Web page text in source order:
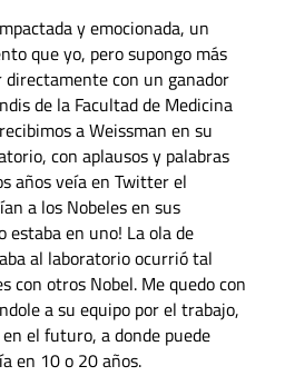
y emocionada, un
que yo, pero supongo más
con un ganador
de la Facultad de Medicina
a Weissman en su
con aplausos y palabras
años veía en Twitter el
a los Nobeles en sus
estaba en uno! La ola de
al laboratorio ocurrió tal
con otros Nobel. Me quedo con
a su equipo por el trabajo,
el futuro, a donde puede
en 10 o 20 años.